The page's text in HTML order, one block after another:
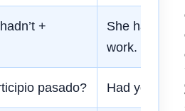
+
She hadn’t
work. 📝
pasado? Had you